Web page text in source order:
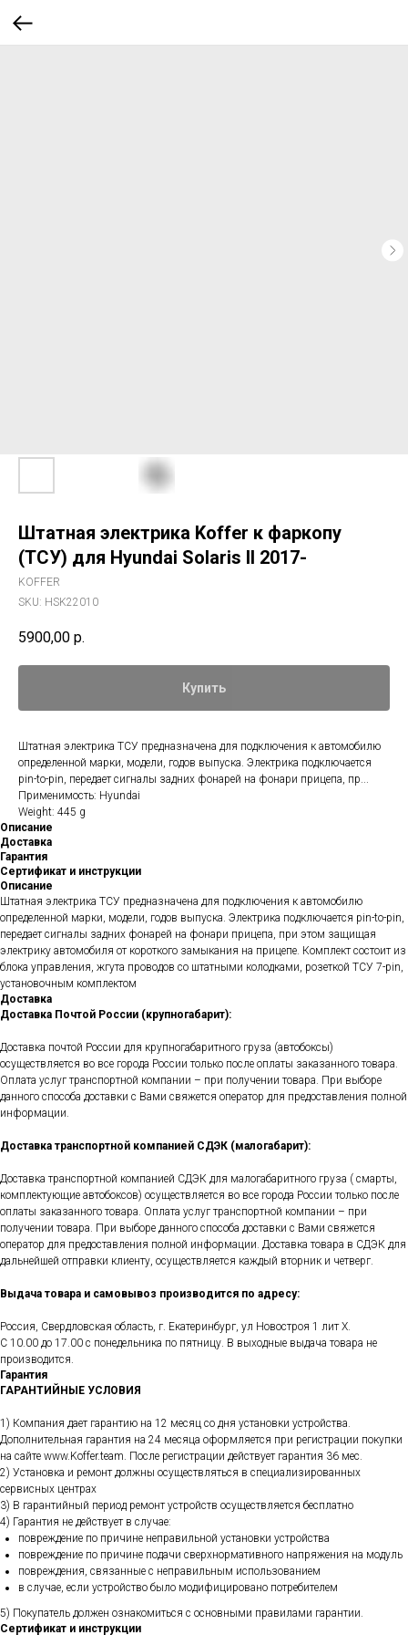
Штатная электрика Koffer к фаркопу
(ТСУ) для Hyundai Solaris II 2017-
KOFFER
SKU: HSK22010
5900,00 р.
Купить
Штатная электрика ТСУ предназначена для подключения к автомобилю
определенной марки, модели, годов выпуска. Электрика подключается
pin-to-pin, передает сигналы задних фонарей на фонари прицепа, пр...
Применимость: Hyundai
Weight: 445 g
Описание
Доставка
Гарантия
Сертификат и инструкции
Описание
Штатная электрика ТСУ предназначена для подключения к автомобилю
определенной марки, модели, годов выпуска. Электрика подключается pin-to-pin,
передает сигналы задних фонарей на фонари прицепа, при этом защищая
электрику автомобиля от короткого замыкания на прицепе. Комплект состоит из
блока управления, жгута проводов со штатными колодками, розеткой ТСУ 7-pin,
установочным комплектом
Доставка
Доставка Почтой России (крупногабарит):
Доставка почтой России для крупногабаритного груза (автобоксы)
осуществляется во все города России только после оплаты заказанного товара.
Оплата услуг транспортной компании – при получении товара. При выборе
данного способа доставки с Вами свяжется оператор для предоставления полной
информации.
Доставка транспортной компанией СДЭК (малогабарит):
Доставка транспортной компанией СДЭК для малогабаритного груза ( смарты,
комплектующие автобоксов) осуществляется во все города России только после
оплаты заказанного товара. Оплата услуг транспортной компании – при
получении товара. При выборе данного способа доставки с Вами свяжется
оператор для предоставления полной информации. Доставка товара в СДЭК для
дальнейшей отправки клиенту, осуществляется каждый вторник и четверг.
Выдача товара и самовывоз производится по адресу:
Россия, Свердловская область, г. Екатеринбург, ул Новостроя 1 лит Х.
С 10.00 до 17.00 с понедельника по пятницу. В выходные выдача товара не
производится.
Гарантия
ГАРАНТИЙНЫЕ УСЛОВИЯ
1) Компания дает гарантию на 12 месяц со дня установки устройства.
Дополнительная гарантия на 24 месяца оформляется при регистрации покупки
на сайте www.Koffer.team. После регистрации действует гарантия 36 мес.
2) Установка и ремонт должны осуществляться в специализированных
сервисных центрах
3) В гарантийный период ремонт устройств осуществляется бесплатно
4) Гарантия не действует в случае:
повреждение по причине неправильной установки устройства
повреждение по причине подачи сверхнормативного напряжения на модуль
повреждения, связанные с неправильным использованием
в случае, если устройство было модифицировано потребителем
5) Покупатель должен ознакомиться с основными правилами гарантии.
Сертификат и инструкции